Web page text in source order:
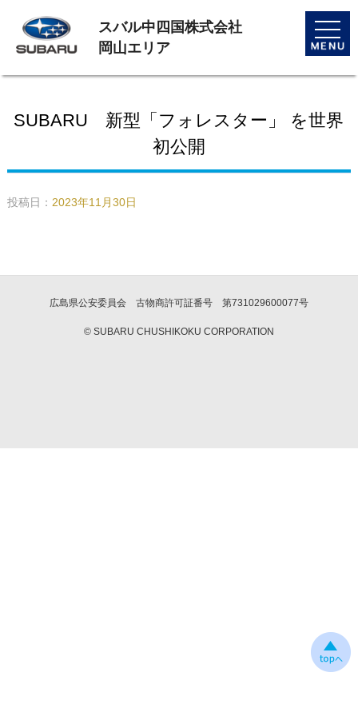
toggle
スバル中四国株式会社
岡山エリア
SUBARU 新型「フォレスター」 を世界
初公開
投稿日： 2023年11月30日
広島県公安委員会 古物商許可証番号 第731029600077号
© SUBARU CHUSHIKOKU CORPORATION